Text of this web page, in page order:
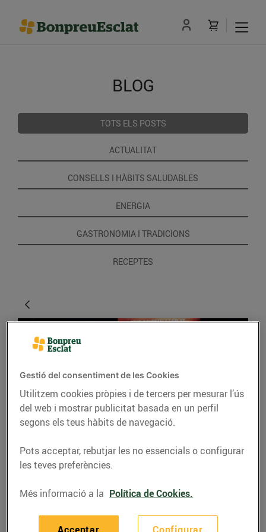
BLOG
TOTS ELS POSTS
ACTUALITAT
CONSELLS I HÀBITS SALUDABLES
ENERGIA
GASTRONOMIA I TRADICIONS
RECEPTES
17è concurs de cuina de
Bonpreu i Esclat
Gestió del consentiment de les Cookies
Utilitzem cookies pròpies i de tercers per mesurar l’ús
del web i mostrar publicitat basada en un perfil
segons els teus hàbits de navegació.
Pots acceptar, rebutjar les no essencials o configurar
les teves preferències.
Més informació a la Política de Cookies.
Configurar
Acceptar